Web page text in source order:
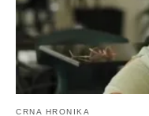
CRNA HRONIKA